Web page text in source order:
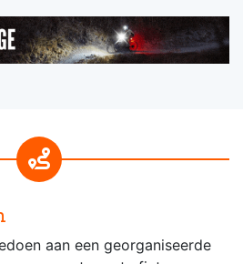
aan een georganiseerde